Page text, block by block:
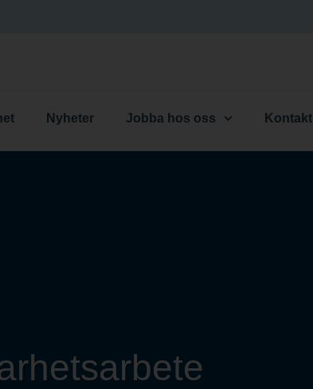
Nyheter Jobba hos oss Kontakt